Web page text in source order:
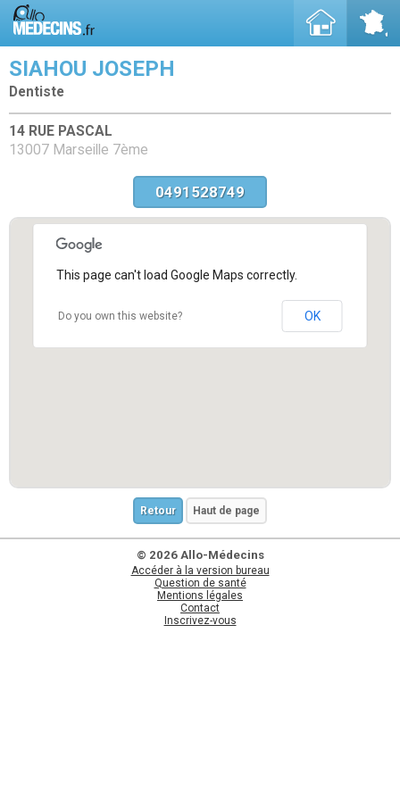
SIAHOU JOSEPH
Dentiste
14 RUE PASCAL
13007 Marseille 7ème
0491528749
This page can't load Google Maps correctly.
Do you own this website? OK
Retour Haut de page
© 2026 Allo-Médecins
Accéder à la version bureau
Question de santé
Mentions légales
Contact
Inscrivez-vous